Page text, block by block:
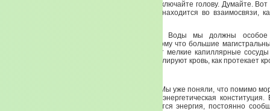
аппарат для думанья. Голова называется. Включайте голову. Думайте. Вот
обо всем сам за себя. Смотрите, что все находится во взаимосвязи,
Еще раз о почках. Во время элемента Воды мы должны особое
периферической кровеносной системе. Потому что большие
там, где у нас Огонь, там, где сердце. А вот мелкие капиллярные
почки. За их наполнение, за то, как они транслируют кровь, как протекает
Итак, из зимы мы с вами переходим в весну. Мы уже поняли, что помимо
конституции человека, внешней, есть еще энергетическая конституция.
каналы, по которым все время транслируется энергия, постоянно